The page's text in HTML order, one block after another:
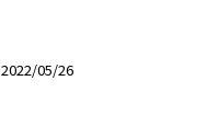
2022/05/26